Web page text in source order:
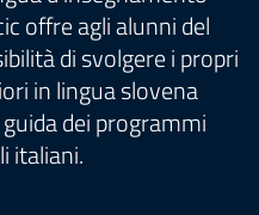
offre agli alunni del
di svolgere i propri
in lingua slovena
dei programmi
italiani.